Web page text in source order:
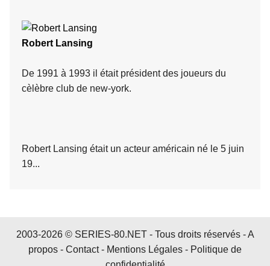
Robert Lansing
De 1991 à 1993 il était président des joueurs du
cèlèbre club de new-york.
Robert Lansing était un acteur américain né le 5 juin
19...
2003-2026 © SERIES-80.NET - Tous droits réservés -A
propos - Contact- Mentions Légales - Politique de